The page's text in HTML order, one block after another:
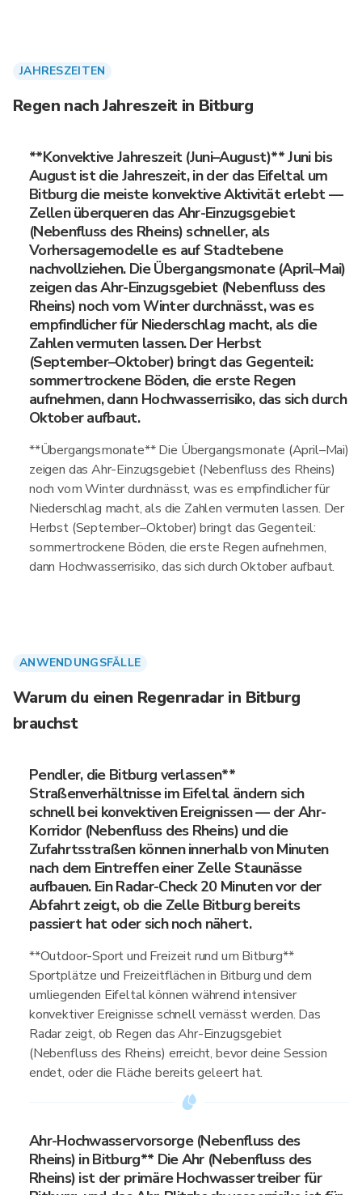
JAHRESZEITEN
Regen nach Jahreszeit in Bitburg
**Konvektive Jahreszeit (Juni–August)** Juni bis
August ist die Jahreszeit, in der das Eifeltal um
Bitburg die meiste konvektive Aktivität erlebt —
Zellen überqueren das Ahr-Einzugsgebiet
(Nebenfluss des Rheins) schneller, als
Vorhersagemodelle es auf Stadtebene
nachvollziehen. Die Übergangsmonate (April–Mai)
zeigen das Ahr-Einzugsgebiet (Nebenfluss des
Rheins) noch vom Winter durchnässt, was es
empfindlicher für Niederschlag macht, als die
Zahlen vermuten lassen. Der Herbst
(September–Oktober) bringt das Gegenteil:
sommertrockene Böden, die erste Regen
aufnehmen, dann Hochwasserrisiko, das sich durch
Oktober aufbaut.
**Übergangsmonate** Die Übergangsmonate (April–Mai)
zeigen das Ahr-Einzugsgebiet (Nebenfluss des Rheins)
noch vom Winter durchnässt, was es empfindlicher für
Niederschlag macht, als die Zahlen vermuten lassen. Der
Herbst (September–Oktober) bringt das Gegenteil:
sommertrockene Böden, die erste Regen aufnehmen,
dann Hochwasserrisiko, das sich durch Oktober aufbaut.
ANWENDUNGSFÄLLE
Warum du einen Regenradar in Bitburg
brauchst
Pendler, die Bitburg verlassen**
Straßenverhältnisse im Eifeltal ändern sich
schnell bei konvektiven Ereignissen — der Ahr-
Korridor (Nebenfluss des Rheins) und die
Zufahrtsstraßen können innerhalb von Minuten
nach dem Eintreffen einer Zelle Staunässe
aufbauen. Ein Radar-Check 20 Minuten vor der
Abfahrt zeigt, ob die Zelle Bitburg bereits
passiert hat oder sich noch nähert.
**Outdoor-Sport und Freizeit rund um Bitburg**
Sportplätze und Freizeitflächen in Bitburg und dem
umliegenden Eifeltal können während intensiver
konvektiver Ereignisse schnell vernässt werden. Das
Radar zeigt, ob Regen das Ahr-Einzugsgebiet
(Nebenfluss des Rheins) erreicht, bevor deine Session
endet, oder die Fläche bereits geleert hat.
Ahr-Hochwasservorsorge (Nebenfluss des
Rheins) in Bitburg** Die Ahr (Nebenfluss des
Rheins) ist der primäre Hochwassertreiber für